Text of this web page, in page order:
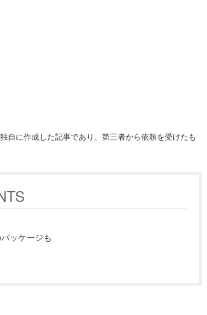
自に作成した記事であり、第三者から依頼を受けたも
ッケージも